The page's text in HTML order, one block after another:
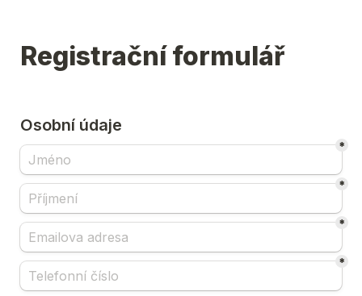
Registrační formulář
Osobní údaje
*
*
*
*